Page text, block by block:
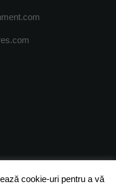
All rights reserved.
cookie-uri pentru a vă